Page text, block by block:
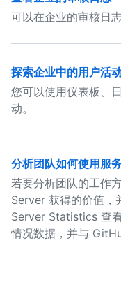
可以在企业的审核日
探索企业中的用户活
您可以使用仪表板、
动。
分析团队如何使用服
若要分析团队的工作
Server 获得的价值，
Server Statistics 查
情况数据，并与